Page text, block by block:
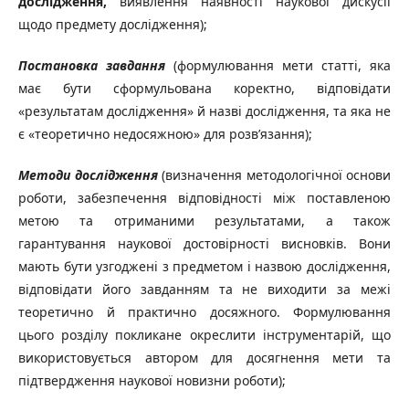
щодо предмету дослідження);
Постановка завдання (формулювання мети статті, яка
має бути сформульована коректно, відповідати
«результатам дослідження» й назві дослідження, та яка не
є «теоретично недосяжною» для розв’язання);
Методи дослідження(визначення методологічної основи
роботи, забезпечення відповідності між поставленою
метою та отриманими результатами, а також
гарантування наукової достовірності висновків. Вони
мають бути узгоджені з предметом і назвою дослідження,
відповідати його завданням та не виходити за межі
теоретично й практично досяжного. Формулювання
цього розділу покликане окреслити інструментарій, що
використовується автором для досягнення мети та
підтвердження наукової новизни роботи);